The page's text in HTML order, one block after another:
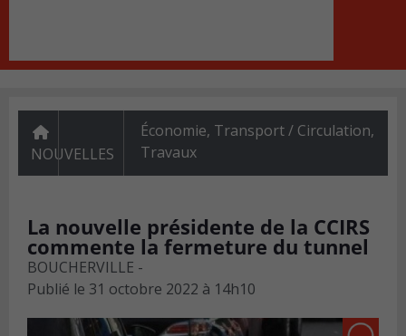
NOUVELLES
Économie, Transport / Circulation,
Travaux
La nouvelle présidente de la CCIRS
commente la fermeture du tunnel
BOUCHERVILLE -
Publié le 31 octobre 2022 à 14h10